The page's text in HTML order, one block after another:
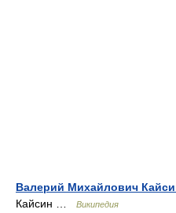
Валерий Михайлович
Кайсин …
Википедия